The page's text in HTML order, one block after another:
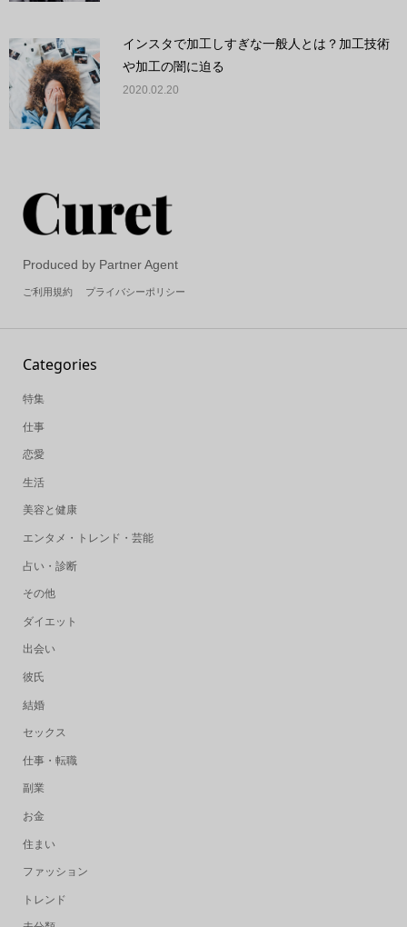
インスタで加工しすぎな一般人とは？加工技術
や加工の闇に迫る
2020.02.20
Produced by Partner Agent
ご利用規約 プライバシーポリシー
Categories
特集
仕事
恋愛
生活
美容と健康
エンタメ・トレンド・芸能
占い・診断
その他
ダイエット
出会い
彼氏
結婚
セックス
仕事・転職
副業
お金
住まい
ファッション
トレンド